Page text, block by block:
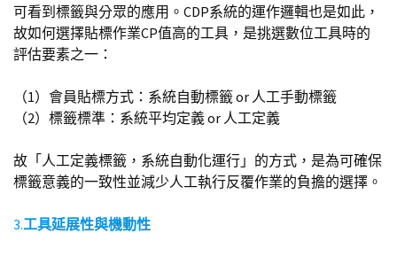
可看到標籤與分眾的應用。CDP系統的運作邏輯也是如此，
故如何選擇貼標作業CP值高的工具，是挑選數位工具時的
評估要素之一：
（1）會員貼標方式：系統自動標籤 or 人工手動標籤
（2）標籤標準：系統平均定義 or 人工定義
故「人工定義標籤，系統自動化運行」的方式，是為可確保
標籤意義的一致性並減少人工執行反覆作業的負擔的選擇。
3.工具延展性與機動性